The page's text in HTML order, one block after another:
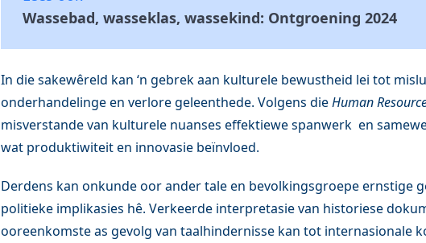
Wassebad, wasseklas, wassekind: Ontgroening 2024
In die sakewêreld kan ‘n gebrek aan kulturele bewustheid lei tot
onderhandelinge en verlore geleenthede. Volgens dieHuman
misverstande van kulturele nuanses effektiewe spanwerk en
wat produktiwiteit en innovasie beïnvloed.
Derdens kan onkunde oor ander tale en bevolkingsgroepe ernstige
politieke implikasies hê. Verkeerde interpretasie van historiese
ooreenkomste as gevolg van taalhindernisse kan tot internasionale